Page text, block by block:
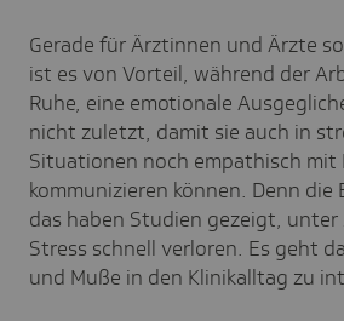
Gerade für Ärztinnen und Ärzte
ist es von Vorteil, während der
Ruhe, eine emotionale
nicht zuletzt, damit sie auch in
Situationen noch empathisch mit
kommunizieren können. Denn die
das haben Studien gezeigt,
Stress schnell verloren. Es geht
und Muße in den Klinikalltag zu